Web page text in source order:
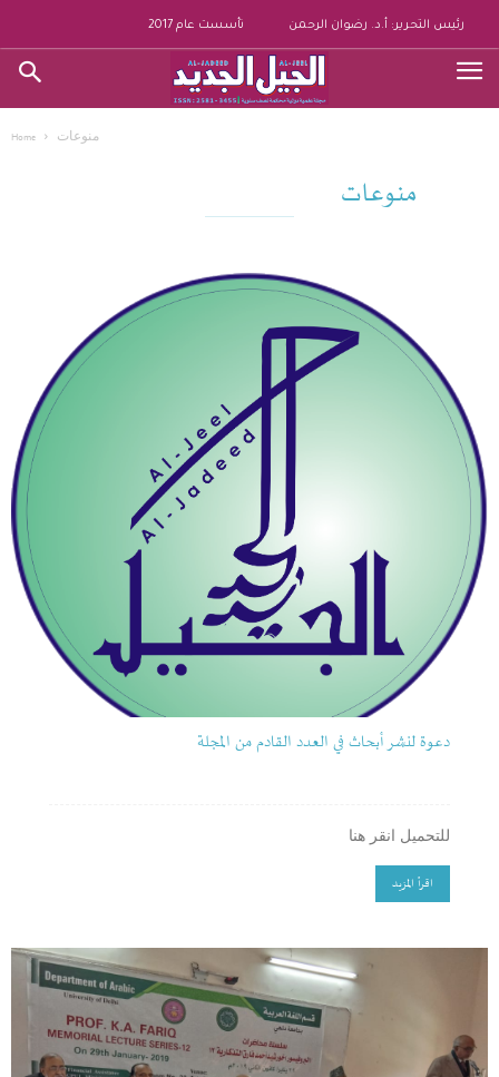
تأسست عام 2017 رئيس التحرير: أ.د. رضوان الرحمن
Home منوعات
منوعات
دعوة لنشر أبحاث في العدد القادم من المجلة
للتحميل انقر هنا
اقرأ المزيد